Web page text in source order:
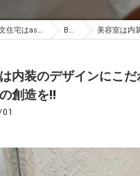
広島市の注文住宅はasazu design office BLOG 美容室は内装のデザ
内装のデザインにこ
創造を!!